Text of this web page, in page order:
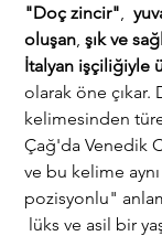
"Doç zincir" ,
oluşan ,şık ve
İtalyan işçiliğiyle
olarak öne
kelimesinden
Çağ'da Venedik
ve bu kelime
pozisyonlu"
lüks ve asil bir